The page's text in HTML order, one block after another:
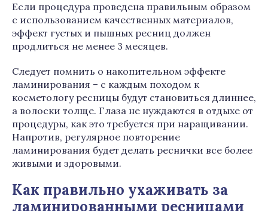
Если процедура проведена правильным образом
с использованием качественных материалов,
эффект густых и пышных ресниц должен
продлиться не менее 3 месяцев.
Следует помнить о накопительном эффекте
ламинирования – с каждым походом к
косметологу ресницы будут становиться длиннее,
а волоски толще. Глаза не нуждаются в отдыхе от
процедуры, как это требуется при наращивании.
Напротив, регулярное повторение
ламинирования будет делать реснички все более
живыми и здоровыми.
Как правильно ухаживать за
ламинированными ресницами